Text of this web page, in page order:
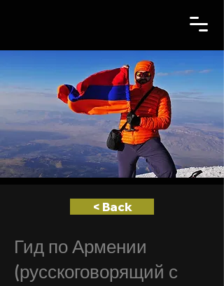
< Back
Гид по Армении
(русскоговорящий с